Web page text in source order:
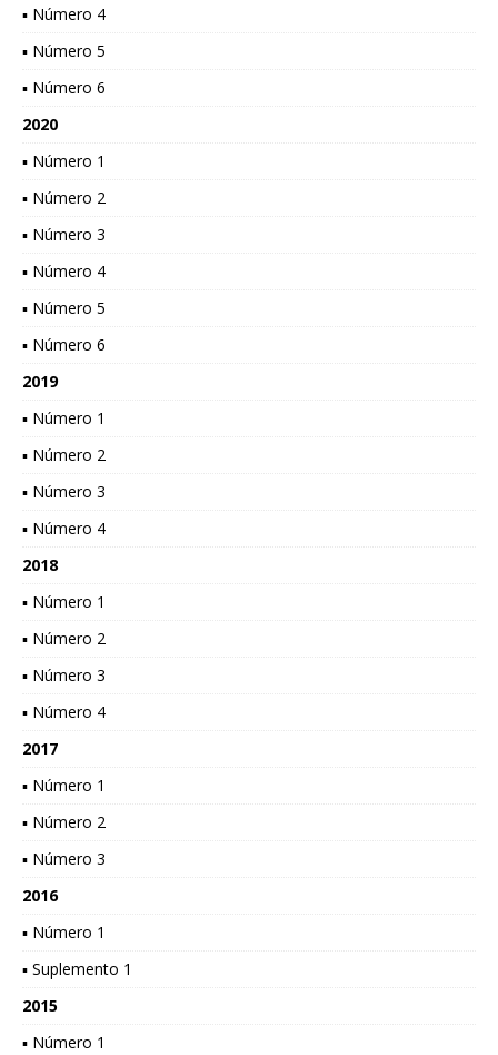
▪ Número 4
▪ Número 5
▪ Número 6
2020
▪ Número 1
▪ Número 2
▪ Número 3
▪ Número 4
▪ Número 5
▪ Número 6
2019
▪ Número 1
▪ Número 2
▪ Número 3
▪ Número 4
2018
▪ Número 1
▪ Número 2
▪ Número 3
▪ Número 4
2017
▪ Número 1
▪ Número 2
▪ Número 3
2016
▪ Número 1
▪ Suplemento 1
2015
▪ Número 1